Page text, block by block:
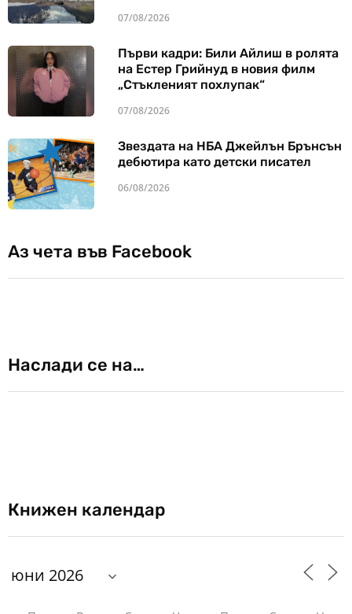
07/08/2026
Първи кадри: Били Айлиш в ролята
на Естер Грийнуд в новия филм
„Стъкленият похлупак“
07/08/2026
Звездата на НБА Джейлън Брънсън
дебютира като детски писател
06/08/2026
Аз чета във Facebook
Наслади се на…
Книжен календар